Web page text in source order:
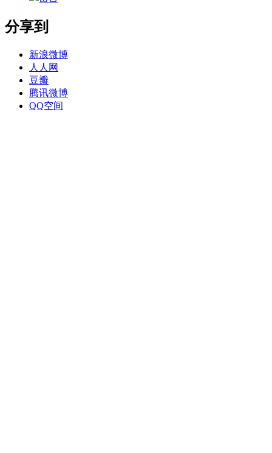
分享到
新浪微博
人人网
豆瓣
腾讯微博
QQ空间